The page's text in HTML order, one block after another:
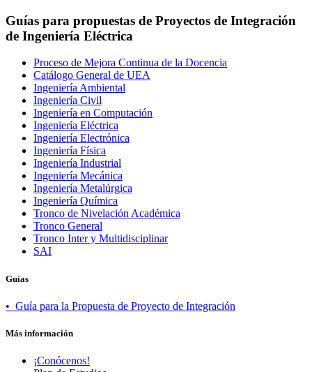
Guías para propuestas de Proyectos de Integración
de Ingeniería Eléctrica
Proceso de Mejora Continua de la Docencia
Catálogo General de UEA
Ingeniería Ambiental
Ingeniería Civil
Ingeniería en Computación
Ingeniería Eléctrica
Ingeniería Electrónica
Ingeniería Física
Ingeniería Industrial
Ingeniería Mecánica
Ingeniería Metalúrgica
Ingeniería Química
Tronco de Nivelación Académica
Tronco General
Tronco Inter y Multidisciplinar
SAI
Guías
• Guía para la Propuesta de Proyecto de Integración
Más información
¡Conócenos!